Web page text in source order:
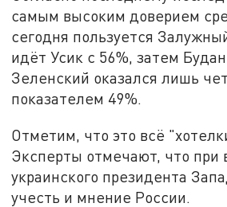
самым высоким доверием
сегодня пользуется
идёт Усик с 56%, затем
Зеленский оказался лишь
показателем 49%.
Отметим, что это всё
Эксперты отмечают, что при
украинского президента
учесть и мнение России.